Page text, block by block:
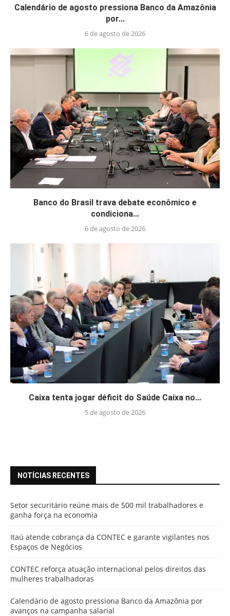
Calendário de agosto pressiona Banco da Amazônia
por...
6 de agosto de 2026
Banco do Brasil trava debate econômico e
condiciona...
6 de agosto de 2026
Caixa tenta jogar déficit do Saúde Caixa no...
5 de agosto de 2026
NOTÍCIAS RECENTES
Setor securitário reúne mais de 500 mil trabalhadores e
ganha força na economia
Itaú atende cobrança da CONTEC e garante vigilantes nos
Espaços de Negócios
CONTEC reforça atuação internacional pelos direitos das
mulheres trabalhadoras
Calendário de agosto pressiona Banco da Amazônia por
avanços na campanha salarial